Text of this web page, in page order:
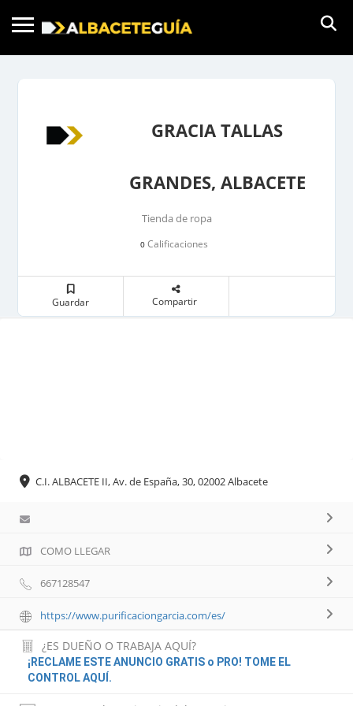
GRACIA TALLAS
GRANDES, ALBACETE
Tienda de ropa
0 Calificaciones
Guardar Compartir
C.I. ALBACETE II, Av. de España, 30, 02002 Albacete
COMO LLEGAR
667128547
https://www.purificaciongarcia.com/es/
¿ES DUEÑO O TRABAJA AQUÍ?
¡RECLAME ESTE ANUNCIO GRATIS o PRO! TOME EL
CONTROL AQUÍ.